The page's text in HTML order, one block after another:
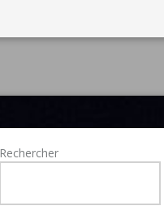
Rechercher